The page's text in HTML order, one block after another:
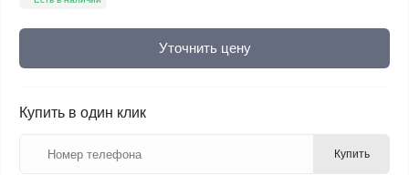
Уточнить цену
Купить в один клик
Купить